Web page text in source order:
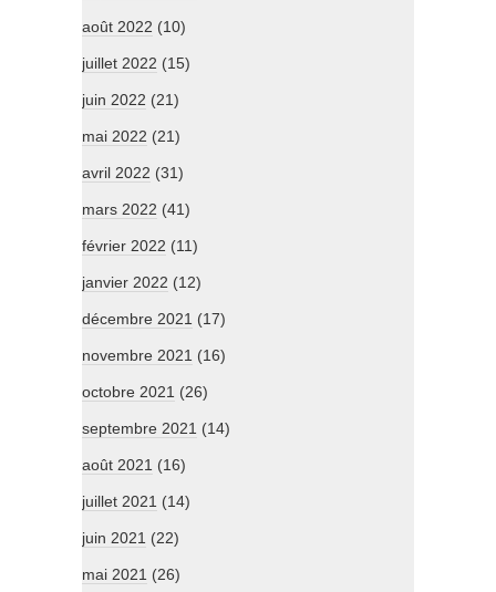
août 2022 (10)
juillet 2022 (15)
juin 2022 (21)
mai 2022 (21)
avril 2022 (31)
mars 2022 (41)
février 2022 (11)
janvier 2022 (12)
décembre 2021 (17)
novembre 2021 (16)
octobre 2021 (26)
septembre 2021 (14)
août 2021 (16)
juillet 2021 (14)
juin 2021 (22)
mai 2021 (26)